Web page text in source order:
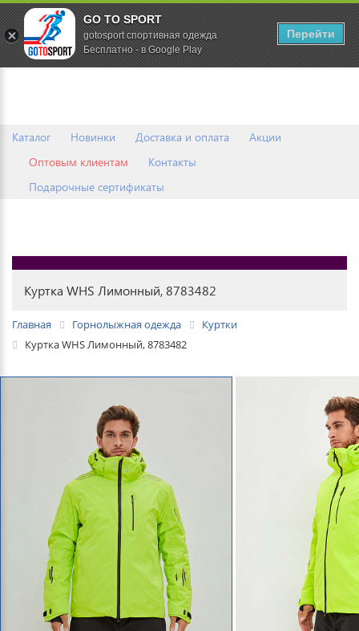
Каталог Новинки Доставка и оплата
Акции
Оптовым клиентам
Контакты
Подарочные сертификаты
0
Куртка WHS Лимонный, 8783482
Главная Горнолыжная одежда
Куртки
Куртка WHS Лимонный, 8783482
GO TO SPORT
gotosport спортивная одежда
Бесплатно - в Google Play
Перейти